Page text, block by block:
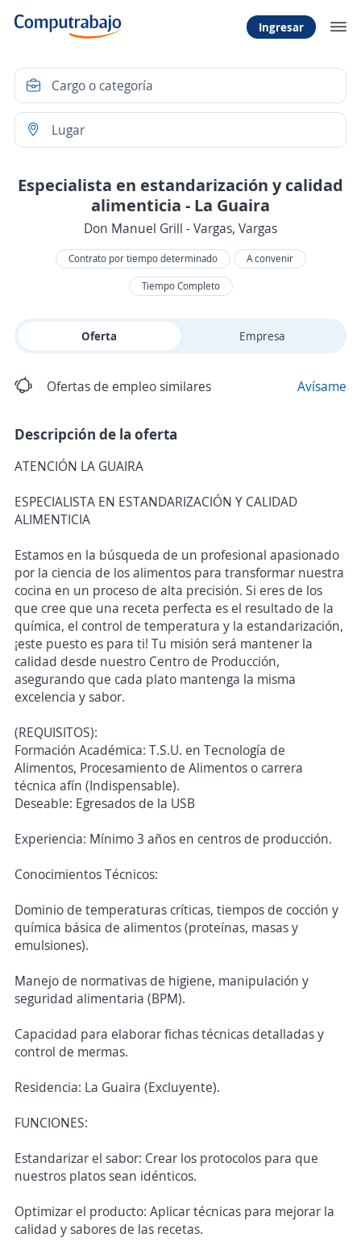
Ingresar
Especialista en estandarización y calidad
alimenticia - La Guaira
Don Manuel Grill - Vargas, Vargas
Contrato por tiempo determinado
A convenir
Tiempo Completo
Oferta Empresa
Ofertas de empleo similares Avísame
Descripción de la oferta
ATENCIÓN LA GUAIRA
ESPECIALISTA EN ESTANDARIZACIÓN Y CALIDAD
ALIMENTICIA
Estamos en la búsqueda de un profesional apasionado
por la ciencia de los alimentos para transformar nuestra
cocina en un proceso de alta precisión. Si eres de los
que cree que una receta perfecta es el resultado de la
química, el control de temperatura y la estandarización,
¡este puesto es para ti! Tu misión será mantener la
calidad desde nuestro Centro de Producción,
asegurando que cada plato mantenga la misma
excelencia y sabor.
(REQUISITOS):
Formación Académica: T.S.U. en Tecnología de
Alimentos, Procesamiento de Alimentos o carrera
técnica afín (Indispensable).
Deseable: Egresados de la USB
Experiencia: Mínimo 3 años en centros de producción.
Conocimientos Técnicos:
Dominio de temperaturas críticas, tiempos de cocción y
química básica de alimentos (proteínas, masas y
emulsiones).
Manejo de normativas de higiene, manipulación y
seguridad alimentaria (BPM).
Capacidad para elaborar fichas técnicas detalladas y
control de mermas.
Residencia: La Guaira (Excluyente).
FUNCIONES:
Estandarizar el sabor: Crear los protocolos para que
nuestros platos sean idénticos.
Optimizar el producto: Aplicar técnicas para mejorar la
calidad y sabores de las recetas.